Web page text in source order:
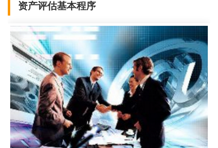
资产评估基本程序